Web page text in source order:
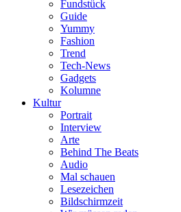
Fundstück
Guide
Yummy
Fashion
Trend
Tech-News
Gadgets
Kolumne
Kultur
Portrait
Interview
Arte
Behind The Beats
Audio
Mal schauen
Lesezeichen
Bildschirmzeit